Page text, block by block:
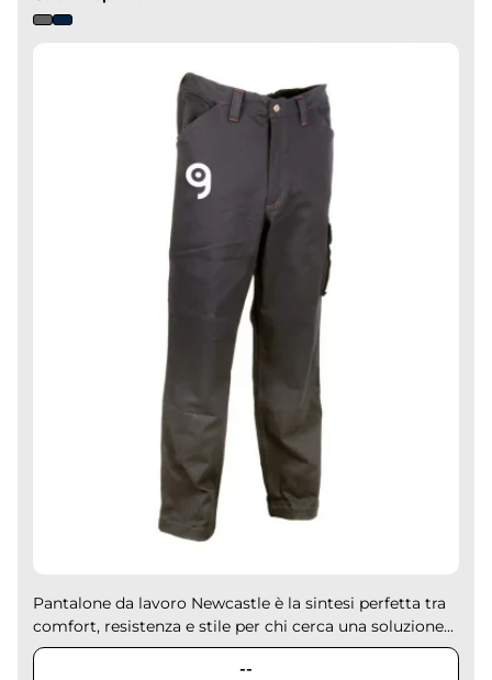
Pantalone da lavoro Newcastle è la sintesi perfetta tra
comfort, resistenza e stile per chi cerca una soluzione...
--